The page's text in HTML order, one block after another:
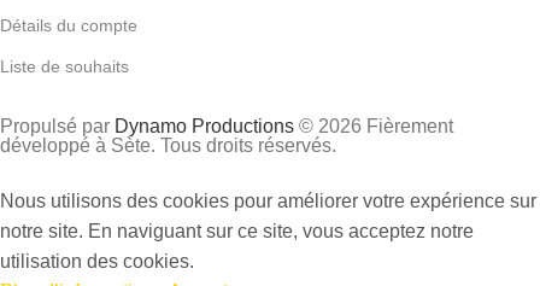
Détails du compte
Liste de souhaits
Propulsé par Dynamo Productions © 2026 Fièrement
développé à Sète. Tous droits réservés.
Nous utilisons des cookies pour améliorer votre expérience sur
notre site. En naviguant sur ce site, vous acceptez notre
utilisation des cookies.